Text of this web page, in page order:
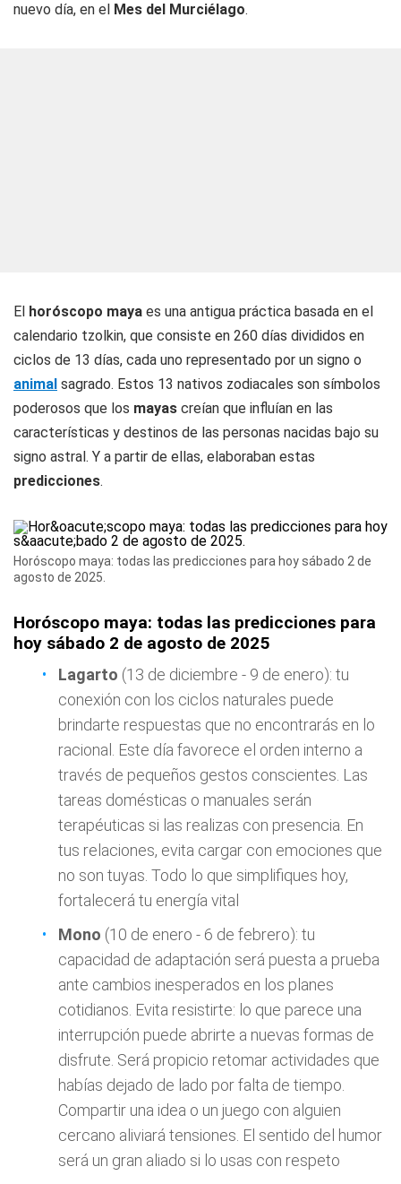
nuevo día, en el Mes del Murciélago.
El horóscopo maya es una antigua práctica basada en el
calendario tzolkin, que consiste en 260 días divididos en
ciclos de 13 días, cada uno representado por un signo o
animal sagrado. Estos 13 nativos zodiacales son símbolos
poderosos que los mayas creían que influían en las
características y destinos de las personas nacidas bajo su
signo astral. Y a partir de ellas, elaboraban estas
predicciones.
Horóscopo maya: todas las predicciones para hoy sábado 2 de
agosto de 2025.
Horóscopo maya: todas las predicciones para
hoy sábado 2 de agosto de 2025
Lagarto (13 de diciembre - 9 de enero): tu
conexión con los ciclos naturales puede
brindarte respuestas que no encontrarás en lo
racional. Este día favorece el orden interno a
través de pequeños gestos conscientes. Las
tareas domésticas o manuales serán
terapéuticas si las realizas con presencia. En
tus relaciones, evita cargar con emociones que
no son tuyas. Todo lo que simplifiques hoy,
fortalecerá tu energía vital
Mono (10 de enero - 6 de febrero): tu
capacidad de adaptación será puesta a prueba
ante cambios inesperados en los planes
cotidianos. Evita resistirte: lo que parece una
interrupción puede abrirte a nuevas formas de
disfrute. Será propicio retomar actividades que
habías dejado de lado por falta de tiempo.
Compartir una idea o un juego con alguien
cercano aliviará tensiones. El sentido del humor
será un gran aliado si lo usas con respeto